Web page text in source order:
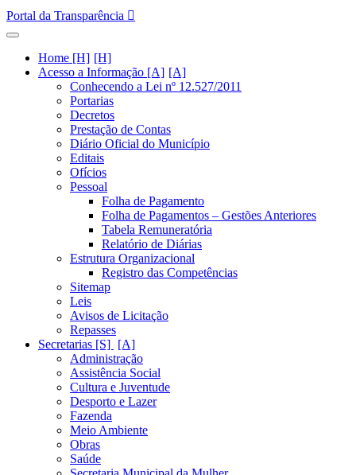
Portal da Transparência
Home [H]
Acesso a Informação [A]
Conhecendo a Lei nº 12.527/2011
Portarias
Decretos
Prestação de Contas
Diário Oficial do Município
Editais
Ofícios
Pessoal
Folha de Pagamento
Folha de Pagamentos – Gestões Anteriores
Tabela Remuneratória
Relatório de Diárias
Estrutura Organizacional
Registro das Competências
Sitemap
Leis
Avisos de Licitação
Repasses
Secretarias [S]
Administração
Assistência Social
Cultura e Juventude
Desporto e Lazer
Fazenda
Meio Ambiente
Obras
Saúde